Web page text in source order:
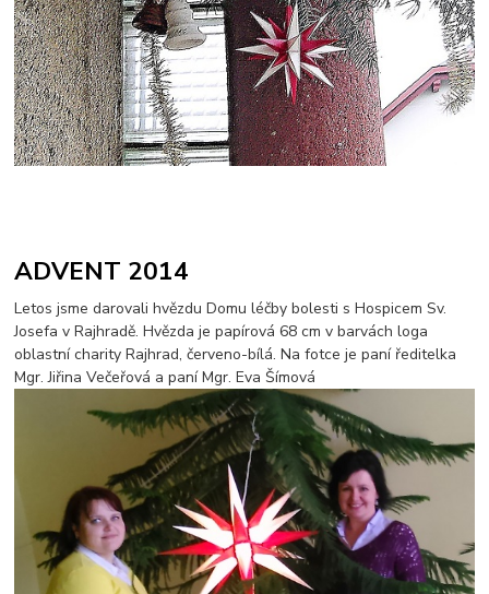
ADVENT 2014
Letos jsme darovali hvězdu Domu léčby bolesti s Hospicem Sv.
Josefa v Rajhradě. Hvězda je papírová 68 cm v barvách loga
oblastní charity Rajhrad, červeno-bílá. Na fotce je paní ředitelka
Mgr. Jiřina Večeřová a paní Mgr. Eva Šímová